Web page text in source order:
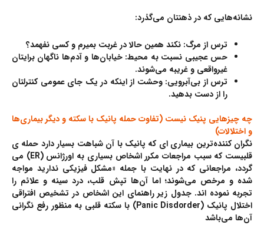
نشانه‌هایی که در ذهنتان می‌گذرد:
ترس از مرگ: نکند همین حالا در غربت بمیرم و کسی نفهمد؟
حس عجیبی نسبت به محیط: خیابان‌ها و آدم‌ها ناگهان برایتان
غیرواقعی و غریبه می‌شوند.
ترس از بی‌آبرویی: وحشت از اینکه در یک جای عمومی کنترلتان
را از دست بدهید.
چه چیزهایی پنیک نیست (تفاوت حمله پانیک با سکته و دیگر بیماری‌ها
و اختلالات)
نگران کننده‌ترین بیماری ای که پانیک با آن شباهت بسیار دارد حمله ی
قلبیست که سبب مراجعات مکرر اشخاص بسیاری به اورژانس (ER) می
گردد، مراجعانی که در نهایت با جمله «مشکل فیزیکی ندارید مواجه
شده و مرخص می‌شوند؛ اما آن‌ها تپش قلب، درد سینه و علائم را
تجربه نموده اند. جدول زیر راهنمای این اشخاص در تشخیص افتراقی
اختلال پانیک (Panic Disdorder) با سکته قلبی به منظور رفع نگرانی
آن‌ها می‌باشد